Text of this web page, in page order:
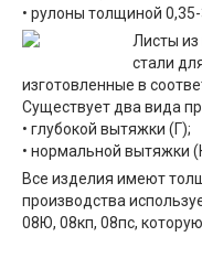
• рулоны толщиной
Листы из
стали
изготовленные в
Существует два вида
• глубокой вытяжки (Г);
• нормальной вытяжки
Все изделия имеют
производства
08Ю, 08кп, 08пс,